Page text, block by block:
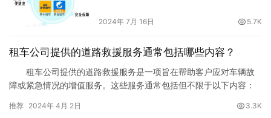
2024年 7月 16日 5.7K
租车公司提供的道路救援服务通常包括哪些内容？
租车公司提供的道路救援服务是一项旨在帮助客户应对车辆故
障或紧急情况的增值服务。这些服务通常包括但不限于以下内容：
道路救援服务会派遣拖车将车辆拖至最近的修理厂或租车公司指定
推荐 2024年 4月 2日 3.3K